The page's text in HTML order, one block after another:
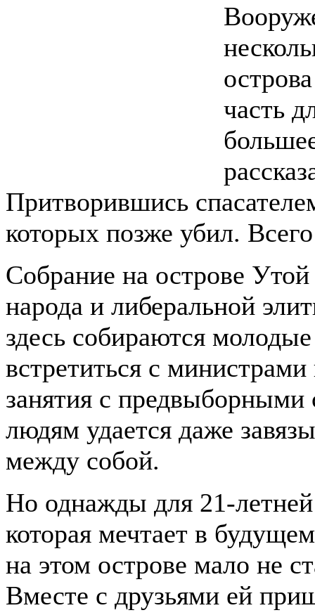
часть
Притворившись
которых позже убил.
Собрание на острове
народа и либеральной
здесь собираются
встретиться с министрами
занятия с
людям удается даже
между собой.
Но однажды для 21-
которая мечтает в
на этом острове мало не
Вместе с друзьями ей